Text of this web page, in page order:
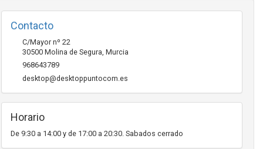
Contacto
C/Mayor nº 22
30500 Molina de Segura Murcia
968643789
desktop@desktoppuntocom.es
Horario
De 9:30 a 14:00 y de 17:00 a 20:30. Sabados cerrado